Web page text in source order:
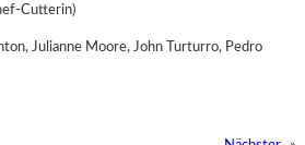
Cutterin)
Julianne Moore, John Turturro, Pedro